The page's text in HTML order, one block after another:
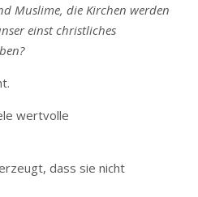
Muslime, die Kirchen werden
einst christliches
wertvolle
dass sie nicht